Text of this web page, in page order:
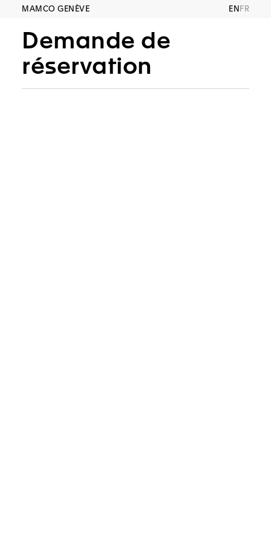
MAMCO GENÈVE FR
EN
Demande de
réservation